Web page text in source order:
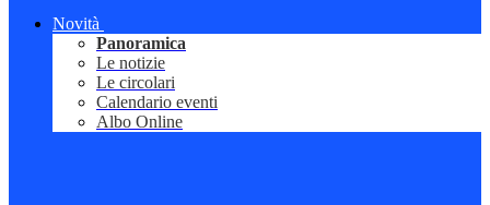
Novità
Panoramica
Le notizie
Le circolari
Calendario eventi
Albo Online